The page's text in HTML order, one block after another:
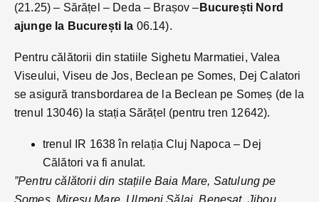
(21.25) – Sărățel – Deda – Brașov – București Nord
ajunge la București la 06.14).
Pentru călătorii din statiile Sighetu Marmatiei, Valea
Viseului, Viseu de Jos, Beclean pe Somes, Dej Calatori
se asigură transbordarea de la Beclean pe Someș (de la
trenul 13046) la stația Sărățel (pentru tren 12642).
trenul IR 1638 în relația Cluj Napoca – Dej
Călători va fi anulat.
”Pentru călătorii din stațiile Baia Mare, Satulung pe
Someș, Miresu Mare, Ulmeni Sălaj, Benesat, Jibou,